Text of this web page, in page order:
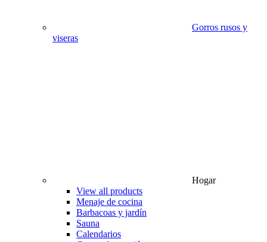
Gorros rusos y
viseras
Hogar
View all products
Menaje de cocina
Barbacoas y jardín
Sauna
Calendarios